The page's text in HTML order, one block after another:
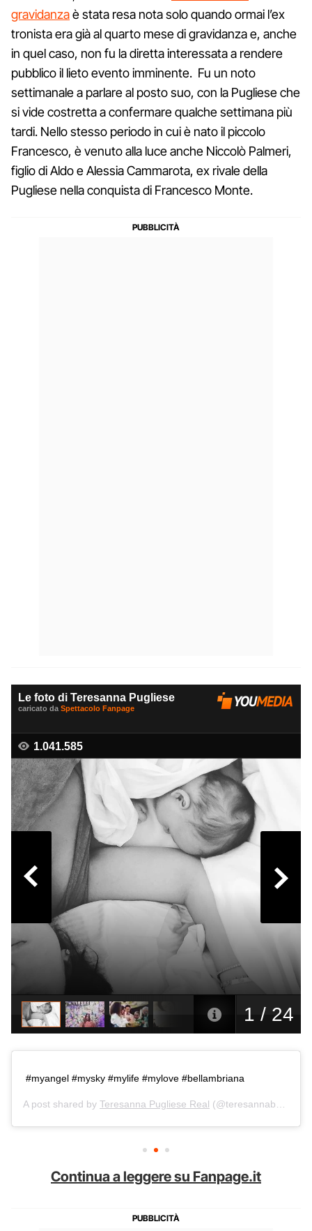
gravidanzaè stata resa nota solo quando ormai l’ex
tronista era già al quarto mese di gravidanza e, anche
in quel caso, non fu la diretta interessata a rendere
pubblico il lieto evento imminente. Fu un noto
settimanale a parlare al posto suo, con la Pugliese che
si vide costretta a confermare qualche settimana più
tardi. Nello stesso periodo in cui è nato il piccolo
Francesco, è venuto alla luce anche Niccolò Palmeri,
figlio di Aldo e Alessia Cammarota, ex rivale della
Pugliese nella conquista di Francesco Monte.
#myangel #mysky #mylife #mylove #bellambriana
A post shared by Teresanna Pugliese Real (@teresannabellambriana) on
Continua a leggere su Fanpage.it